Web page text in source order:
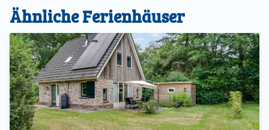
Ähnliche Ferienhäuser